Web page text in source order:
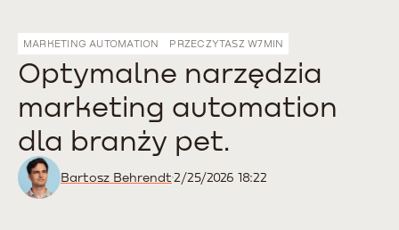
MARKETING AUTOMATION PRZECZYTASZ W7MIN
Optymalne narzędzia
marketing automation
dla branży pet.
Bartosz Behrendt2/25/2026 18:22